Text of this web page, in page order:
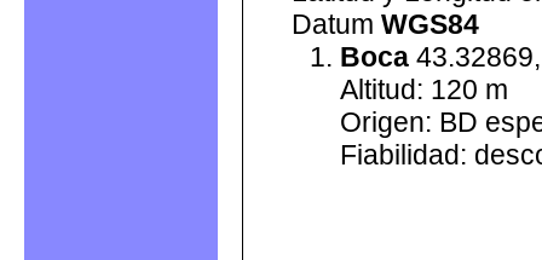
Datum WGS84
Boca
Altitud: 120 m
Origen: BD
Fiabilidad: